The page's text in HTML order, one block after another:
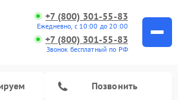
+7 (800) 301-55-83
Ежедневно, с 10:00 до 20:00
+7 (800) 301-55-83
Звонок бесплатный по РФ
Позвонить